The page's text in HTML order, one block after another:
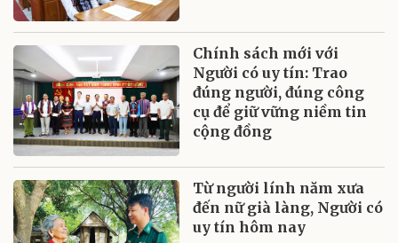
Chính sách mới với
Người có uy tín: Trao
đúng người, đúng công
cụ để giữ vững niềm tin
cộng đồng
Từ người lính năm xưa
đến nữ già làng, Người có
uy tín hôm nay